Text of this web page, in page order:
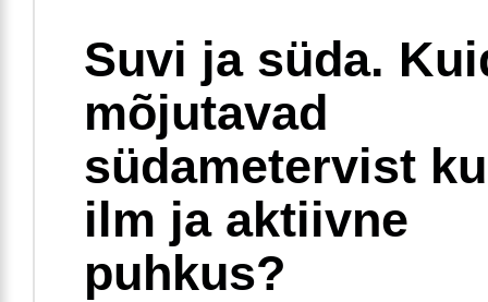
Suvi ja süda.
mõjutavad
südametervist
ilm ja aktiivne
puhkus?